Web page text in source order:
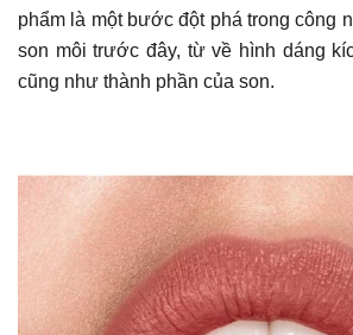
phẩm là một bước đột phá trong công
son môi trước đây, từ về hình dáng
cũng như thành phần của son.